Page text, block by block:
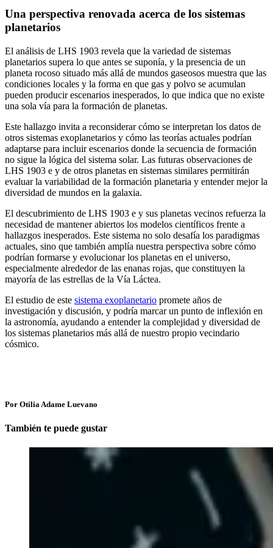
Una perspectiva renovada acerca de los sistemas
planetarios
El análisis de LHS 1903 revela que la variedad de sistemas
planetarios supera lo que antes se suponía, y la presencia de un
planeta rocoso situado más allá de mundos gaseosos muestra que las
condiciones locales y la forma en que gas y polvo se acumulan
pueden producir escenarios inesperados, lo que indica que no existe
una sola vía para la formación de planetas.
Este hallazgo invita a reconsiderar cómo se interpretan los datos de
otros sistemas exoplanetarios y cómo las teorías actuales podrían
adaptarse para incluir escenarios donde la secuencia de formación
no sigue la lógica del sistema solar. Las futuras observaciones de
LHS 1903 e y de otros planetas en sistemas similares permitirán
evaluar la variabilidad de la formación planetaria y entender mejor la
diversidad de mundos en la galaxia.
El descubrimiento de LHS 1903 e y sus planetas vecinos refuerza la
necesidad de mantener abiertos los modelos científicos frente a
hallazgos inesperados. Este sistema no solo desafía los paradigmas
actuales, sino que también amplía nuestra perspectiva sobre cómo
podrían formarse y evolucionar los planetas en el universo,
especialmente alrededor de las enanas rojas, que constituyen la
mayoría de las estrellas de la Vía Láctea.
El estudio de este sistema exoplanetario promete años de
investigación y discusión, y podría marcar un punto de inflexión en
la astronomía, ayudando a entender la complejidad y diversidad de
los sistemas planetarios más allá de nuestro propio vecindario
cósmico.
Por Otilia Adame Luevano
También te puede gustar